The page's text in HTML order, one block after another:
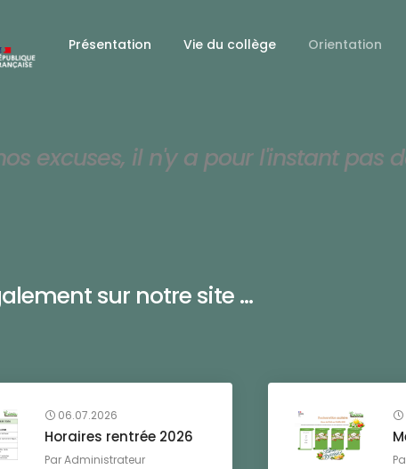
Présentation Vie du collège Orientation
excuses, il n'y a pour l'instant
sur notre site ...
06.07.2026
Horaires rentrée 2026
ParAdministrateur